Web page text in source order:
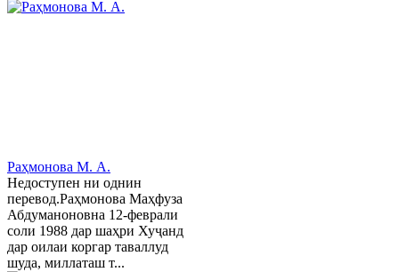
Раҳмонова М. А.
Недоступен ни однин
перевод.Раҳмонова Маҳфуза
Абдуманоновна 12-феврали
соли 1988 дар шаҳри Хуҷанд
дар оилаи коргар таваллуд
шуда, миллаташ т...